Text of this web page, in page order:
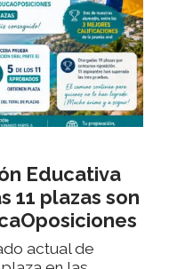
Educativa
11 plazas son
actual de